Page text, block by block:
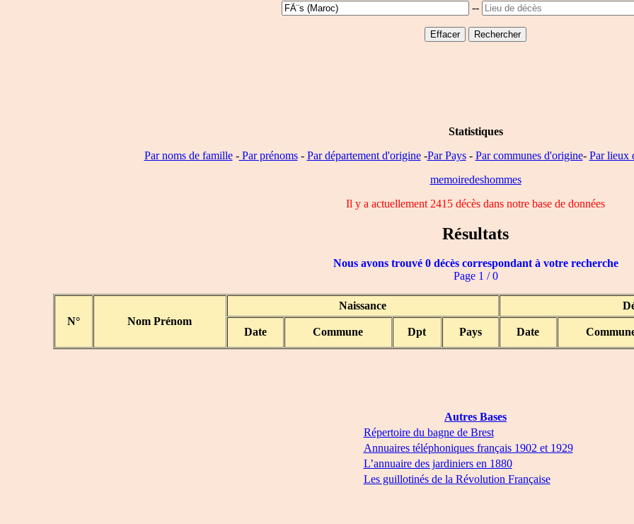
--
Statistiques
Par noms de famille-Par prénoms- Par département d'origine-Par Pays- Par communes d'origine- Par lieux
memoiredeshommes
Il y a actuellement 2415 décès dans notre base de données
Résultats
Nous avons trouvé 0 décès correspondant à votre recherche
Page 1 / 0
N° Nom Prénom
Naissance
Date
Commune Dpt Pays Date
Autres Bases
Répertoire du bagne de Brest
Annuaires téléphoniques français 1902 et 1929
L’annuaire des jardiniers en 1880
Les guillotinés de la Révolution Française